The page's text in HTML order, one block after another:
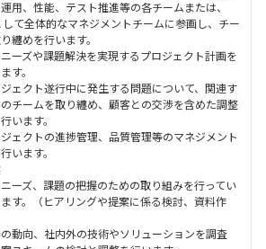
用、性能、テスト推進等の各チームまたは、
して全体的なマネジメントチームに参画し、チー
纏めを行います。
ニーズや課題解決を実現するプロジェクト計画を
す。
ジェクト遂行中に発生する問題について、関連す
チームを取り纏め、顧客との交渉を含めた調整
います。
ジェクトの進捗管理、品質管理等のマネジメント
います。
ニーズ、課題の把握のための取り組みを行ってい
す。（ヒアリングや提案に係る検討、資料作
の動向、社内外の技術やソリューションを調査